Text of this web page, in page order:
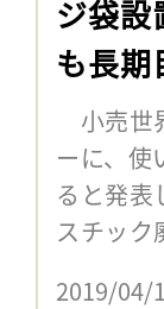
ジ袋
も長期
小売世
ーに、使
ると発表
スチック
2019/04/